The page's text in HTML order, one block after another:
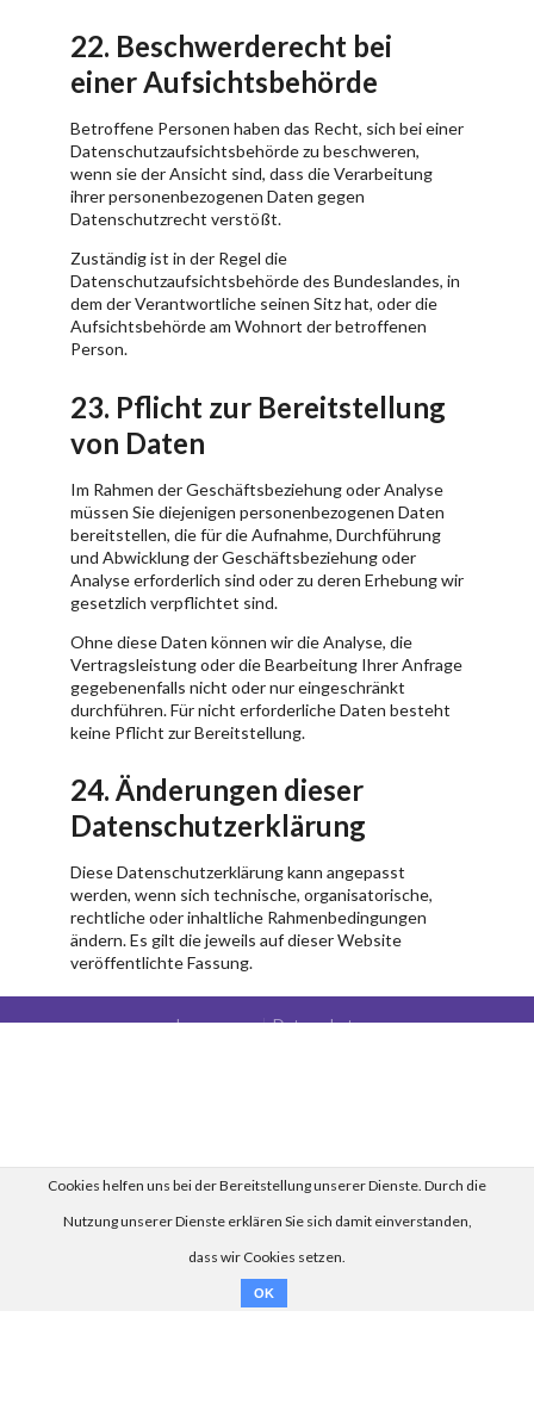
22. Beschwerderecht bei
einer Aufsichtsbehörde
Betroffene Personen haben das Recht, sich bei einer
Datenschutzaufsichtsbehörde zu beschweren,
wenn sie der Ansicht sind, dass die Verarbeitung
ihrer personenbezogenen Daten gegen
Datenschutzrecht verstößt.
Zuständig ist in der Regel die
Datenschutzaufsichtsbehörde des Bundeslandes, in
dem der Verantwortliche seinen Sitz hat, oder die
Aufsichtsbehörde am Wohnort der betroffenen
Person.
23. Pflicht zur Bereitstellung
von Daten
Im Rahmen der Geschäftsbeziehung oder Analyse
müssen Sie diejenigen personenbezogenen Daten
bereitstellen, die für die Aufnahme, Durchführung
und Abwicklung der Geschäftsbeziehung oder
Analyse erforderlich sind oder zu deren Erhebung wir
gesetzlich verpflichtet sind.
Ohne diese Daten können wir die Analyse, die
Vertragsleistung oder die Bearbeitung Ihrer Anfrage
gegebenenfalls nicht oder nur eingeschränkt
durchführen. Für nicht erforderliche Daten besteht
keine Pflicht zur Bereitstellung.
24. Änderungen dieser
Datenschutzerklärung
Diese Datenschutzerklärung kann angepasst
werden, wenn sich technische, organisatorische,
rechtliche oder inhaltliche Rahmenbedingungen
ändern. Es gilt die jeweils auf dieser Website
veröffentlichte Fassung.
Impressum Datenschutz
Cookies helfen uns bei der Bereitstellung unserer Dienste. Durch die
Nutzung unserer Dienste erklären Sie sich damit einverstanden,
dass wir Cookies setzen.
OK